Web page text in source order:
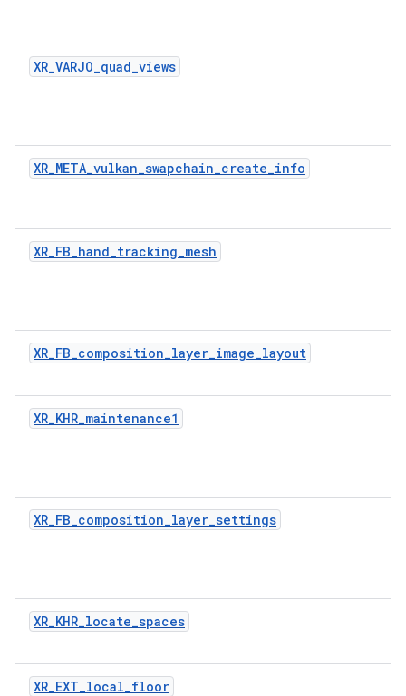
XR_VARJO_quad_views
XR_META_vulkan_swapchain_create_info
XR_FB_hand_tracking_mesh
XR_FB_composition_layer_image_layout
XR_KHR_maintenance1
XR_FB_composition_layer_settings
XR_KHR_locate_spaces
XR_EXT_local_floor